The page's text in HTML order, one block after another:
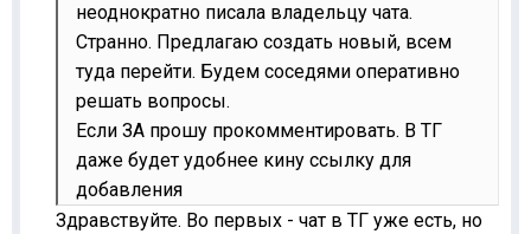
неоднократно писала владельцу чата.
Странно. Предлагаю создать новый, всем
туда перейти. Будем соседями оперативно
решать вопросы.
Если ЗА прошу прокомментировать. В ТГ
даже будет удобнее кину ссылку для
добавления
Здравствуйте. Во первых - чат в ТГ уже есть, но